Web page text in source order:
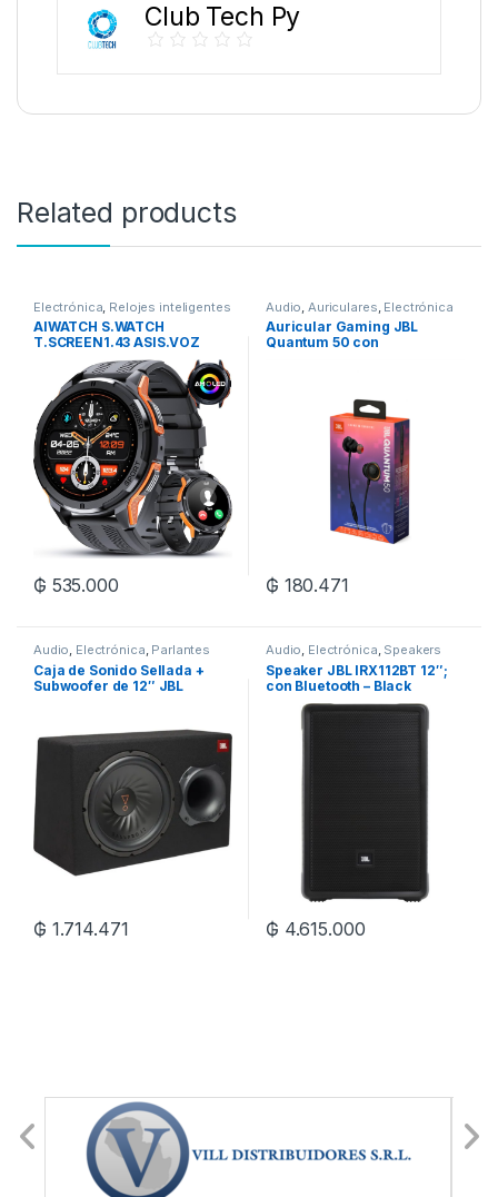
Club Tech Py
Related products
Electrónica Relojes inteligentes
AIWATCH S.WATCH
T.SCREEN1.43 ASIS.VOZ
₲ 535.000
Audio Auriculares Electrónica
Auricular Gaming JBL
Quantum 50 con
₲ 180.471
Audio, Electrónica, Parlantes
Caja de Sonido Sellada +
Subwoofer de 12″ JBL
₲ 1.714.471
Audio, Electrónica, Speakers
Speaker JBL IRX112BT 12″;
con Bluetooth – Black
₲ 4.615.000